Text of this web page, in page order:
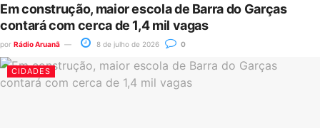
Em construção, maior escola de Barra do Garças
contará com cerca de 1,4 mil vagas
por Rádio Aruanã 8 de julho de 2026 0
CIDADES